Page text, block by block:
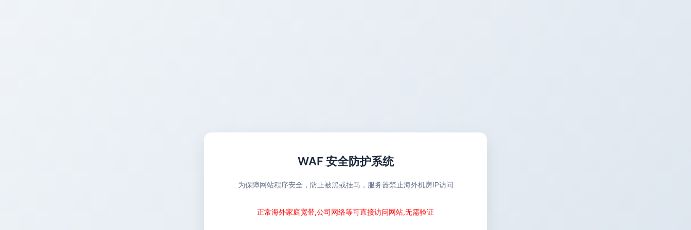
WAF 安全防护系统
为保障网站程序安全，防止被黑或挂马，服务器禁止海外机房IP访问
正常海外家庭宽带,公司网络等可直接访问网站,无需验证